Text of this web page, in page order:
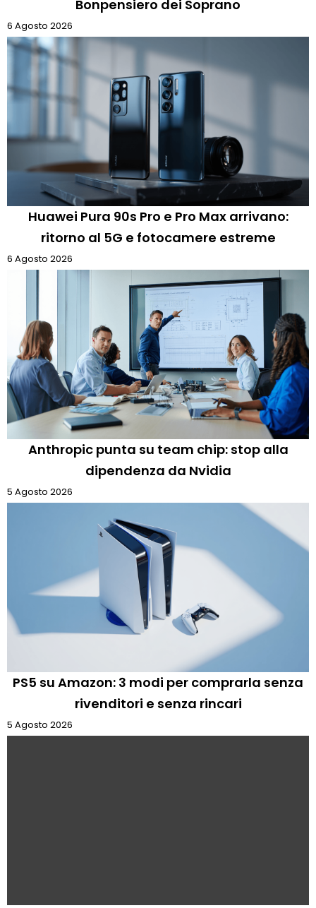
Bonpensiero dei Soprano
6 Agosto 2026
Huawei Pura 90s Pro e Pro Max arrivano:
ritorno al 5G e fotocamere estreme
6 Agosto 2026
Anthropic punta su team chip: stop alla
dipendenza da Nvidia
5 Agosto 2026
PS5 su Amazon: 3 modi per comprarla senza
rivenditori e senza rincari
5 Agosto 2026